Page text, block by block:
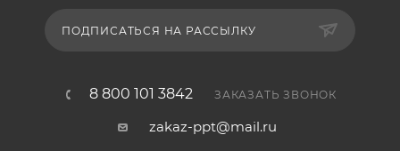
ПОДПИСАТЬСЯ НА РАССЫЛКУ
8 800 101 3842 ЗАКАЗАТЬ ЗВОНОК
zakaz-ppt@mail.ru